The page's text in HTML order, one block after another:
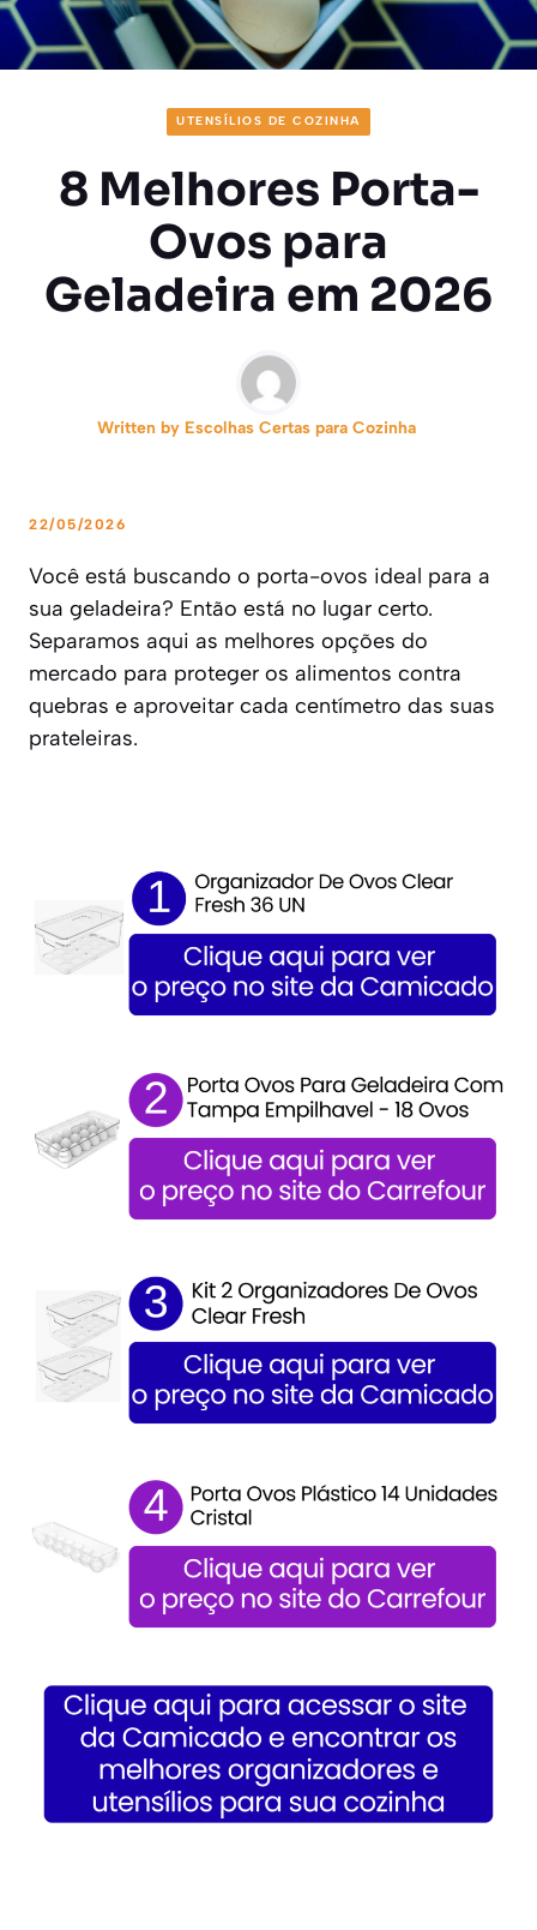
UTENSÍLIOS DE COZINHA
8 Melhores Porta-
Ovos para
Geladeira em 2026
Written by Escolhas Certas para Cozinha
22/05/2026
Você está buscando o porta-ovos ideal para a
sua geladeira? Então está no lugar certo.
Separamos aqui as melhores opções do
mercado para proteger os alimentos contra
quebras e aproveitar cada centímetro das suas
prateleiras.